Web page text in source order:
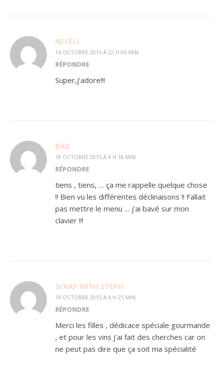
NECÉLI
16 OCTOBRE 2015 À 22 H 06 MIN
RÉPONDRE
Super,j’adore!!!
BAB
18 OCTOBRE 2015 À 9 H 18 MIN
RÉPONDRE
tiens , tiens, … ça me rappelle quelque chose
!! Bien vu les différentes déclinaisons !! Fallait
pas mettre le menu … j’ai bavé sur mon
clavier !!!
SCRAP WITH STEPH
18 OCTOBRE 2015 À 9 H 25 MIN
RÉPONDRE
Merci les filles , dédicace spéciale gourmande
, et pour les vins j’ai fait des cherches car on
ne peut pas dire que ça soit ma spécialité